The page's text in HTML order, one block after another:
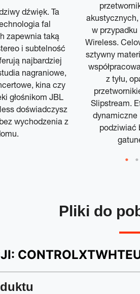
dźwięk. Ta
fal
zapewnia taką
i subtelność
najbardziej
nagraniowe,
kina czy
głośnikom JBL
doświadczysz
wychodzenia z
w
Wireless.
sztywny
z tyłu,
Slipstream.
dynamiczne
podziwiać
Pliki do